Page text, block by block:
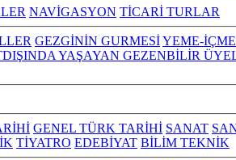
NAVİGASYON TİCARİ TURLAR
GEZGİNİN GURMESİYEME-
YAŞAYAN GEZENBİLİR
GENEL TÜRK TARİHİ SANAT
TİYATRO EDEBİYAT BİLİM TEKNİK